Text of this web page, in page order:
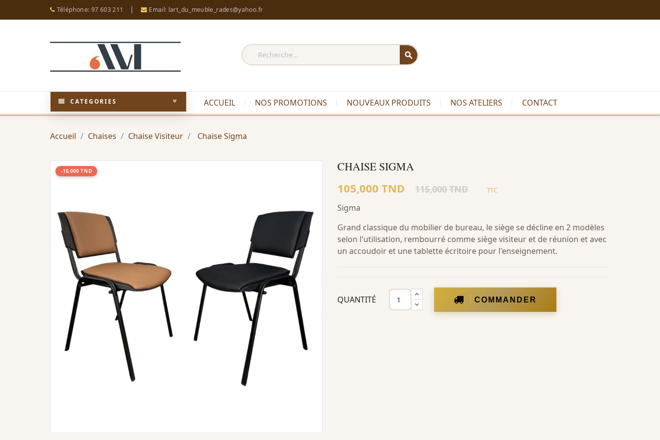
Téléphone: 97 603 211 Email: lart_du_meuble_rades@yahoo.fr
search
CATEGORIES ACCUEIL NOS PROMOTIONS NOUVEAUX PRODUITS NOS ATELIERS CONTACT
Accueil Chaises Chaise Visiteur Chaise Sigma
-10,000 TND CHAISE SIGMA
105,000 TND 115,000 TND TTC
Sigma
Grand classique du mobilier de bureau, le siège se décline en 2 modèles
selon l'utilisation, rembourré comme siège visiteur et de réunion et avec
un accoudoir et une tablette écritoire pour l'enseignement.
QUANTITÉ COMMANDER